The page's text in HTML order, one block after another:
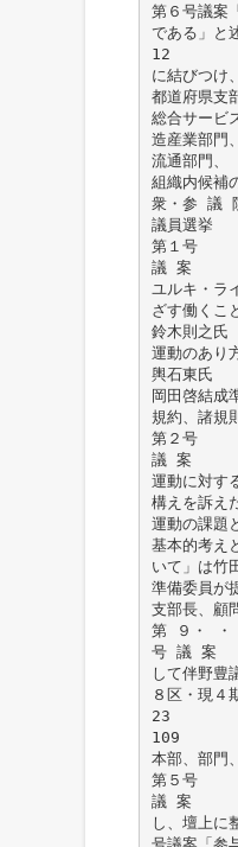
第６号議案
である」
12
に結びつけ
都道府県支
総合サービ
造産業部門、
流通部門、
組織内候補
衆・参 議
議員選挙
第１号
議 案
ユルキ・ラ
ざす働くこ
鈴木則之氏
運動のあり
輿石東氏
岡田啓結成
規約、諸規
第２号
議 案
運動に対す
構えを訴え
運動の課題
基本的考え
いて」は竹
準備委員が
支部長、顧
第 ９・ ・
号 議 案
して伴野豊
８区・現４
23
109
本部、部門
第５号
議 案
し、壇上に
号議案「参